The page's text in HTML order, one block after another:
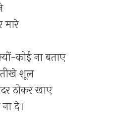
कोई ना बताए
शूल
ठोकर खाए
दे।